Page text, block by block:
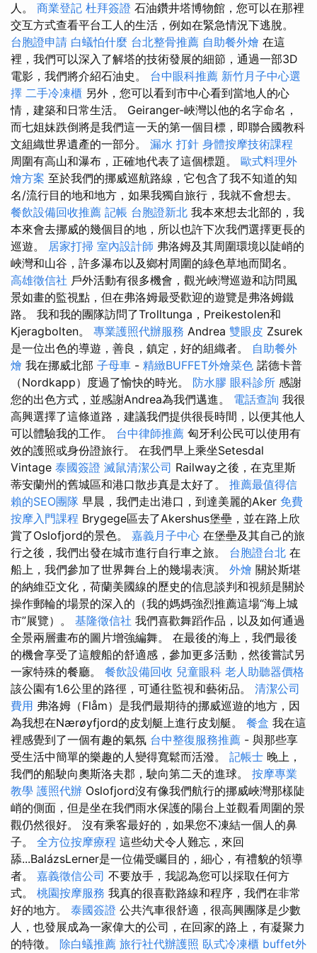
人。 商業登記 杜拜簽證 石油鑽井塔博物館，您可以在那裡
交互方式查看平台工人的生活，例如在緊急情況下逃脫。
台胞證申請 白蟻怕什麼 台北整骨推薦 自助餐外燴 在這
裡，我們可以深入了解塔的技術發展的細節，通過一部3D
電影，我們將介紹石油史。 台中眼科推薦 新竹月子中心選
擇 二手冷凍櫃 另外，您可以看到市中心看到當地人的心
情，建築和日常生活。 Geiranger-峽灣以他的名字命名，
而七姐妹跌倒將是我們這一天的第一個目標，即聯合國教科
文組織世界遺產的一部分。 漏水 打針 身體按摩技術課程
周圍有高山和瀑布，正確地代表了這個標題。 歐式料理外
燴方案 至於我們的挪威巡航路線，它包含了我不知道的知
名/流行目的地和地方，如果我獨自旅行，我就不會想去。
餐飲設備回收推薦 記帳 台胞證新北 我本來想去北部的，我
本來會去挪威的幾個目的地，所以也許下次我們選擇更長的
巡遊。 居家打掃 室內設計師 弗洛姆及其周圍環境以陡峭的
峽灣和山谷，許多瀑布以及鄉村周圍的綠色草地而聞名。
高雄徵信社 戶外活動有很多機會，觀光峽灣巡遊和訪問風
景如畫的監視點，但在弗洛姆最受歡迎的遊覽是弗洛姆鐵
路。 我和我的團隊訪問了Trolltunga，Preikestolen和
Kjeragbolten。 專業護照代辦服務 Andrea 雙眼皮 Zsurek
是一位出色的導遊，善良，鎮定，好的組織者。 自助餐外
燴 我在挪威北部 子母車 - 精緻BUFFET外燴菜色 諾德卡普
（Nordkapp）度過了愉快的時光。 防水膠 眼科診所 感謝
您的出色方式，並感謝Andrea為我們邁進。 電話查詢 我很
高興選擇了這條道路，建議我們提供很長時間，以便其他人
可以體驗我的工作。 台中律師推薦 匈牙利公民可以使用有
效的護照或身份證旅行。 在我們早上乘坐Setesdal
Vintage 泰國簽證 滅鼠清潔公司 Railway之後，在克里斯
蒂安蘭州的舊城區和港口散步真是太好了。 推薦最值得信
賴的SEO團隊 早晨，我們走出港口，到達美麗的Aker 免費
按摩入門課程 Brygege區去了Akershus堡壘，並在路上欣
賞了Oslofjord的景色。 嘉義月子中心 在堡壘及其自己的旅
行之後，我們出發在城市進行自行車之旅。 台胞證台北 在
船上，我們參加了世界舞台上的幾場表演。 外燴 關於斯堪
的納維亞文化，荷蘭美國線的歷史的信息談判和視頻是關於
操作郵輪的場景的深入的（我的媽媽強烈推薦這場“海上城
市”展覽）。 基隆徵信社 我們喜歡舞蹈作品，以及如何通過
全景兩層畫布的圖片增強編舞。 在最後的海上，我們最後
的機會享受了這艘船的舒適感，參加更多活動，然後嘗試另
一家特殊的餐廳。 餐飲設備回收 兒童眼科 老人助聽器價格
該公園有1.6公里的路徑，可通往監視和藝術品。 清潔公司
費用 弗洛姆（Flåm）是我們最期待的挪威巡遊的地方，因
為我想在Nærøyfjord的皮划艇上進行皮划艇。 餐盒 我在這
裡感覺到了一個有趣的氣氛 台中整復服務推薦 - 與那些享
受生活中簡單的樂趣的人變得寬鬆而活潑。 記帳士 晚上，
我們的船駛向奧斯洛夫郡，駛向第二天的進球。 按摩專業
教學 護照代辦 Oslofjord沒有像我們航行的挪威峽灣那樣陡
峭的側面，但是坐在我們雨水保護的陽台上並觀看周圍的景
觀仍然很好。 沒有乘客最好的，如果您不凍結一個人的鼻
子。 全方位按摩療程 這些幼犬令人難忘，來回
舔...BalázsLerner是一位備受矚目的，細心，有禮貌的領導
者。 嘉義徵信公司 不要放手，我認為您可以採取任何方
式。 桃園按摩服務 我真的很喜歡路線和程序，我們在非常
好的地方。 泰國簽證 公共汽車很舒適，很高興團隊是少數
人，也發展成為一家偉大的公司，在回家的路上，有凝聚力
的特徵。 除白蟻推薦 旅行社代辦護照 臥式冷凍櫃 buffet外